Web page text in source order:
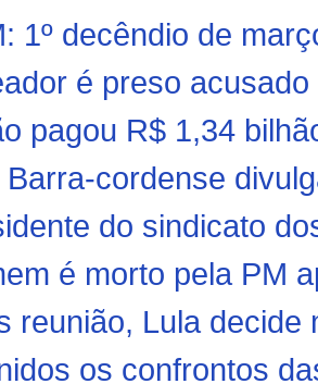
1º decêndio de
é preso
pagou R$ 1,34
Barra-cordense
do sindicato
é morto pela PM
reunião, Lula decide
os confrontos